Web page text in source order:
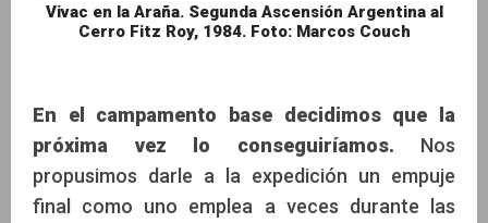
Vivac en la Araña. Segunda Ascensión Argentina al
Cerro Fitz Roy, 1984. Foto: Marcos Couch
En el campamento base decidimos que la
próxima vez lo conseguiríamos. Nos
propusimos darle a la expedición un empuje
final como uno emplea a veces durante las